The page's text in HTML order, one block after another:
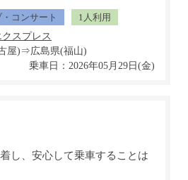
コンサート
1人利用
屋)⇒広島県(福山)
乗車日：2026年05月29日(金)
し、安心して乗車することは